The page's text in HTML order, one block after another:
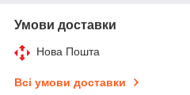
Умови доставки
Нова Пошта
Всі умови доставки